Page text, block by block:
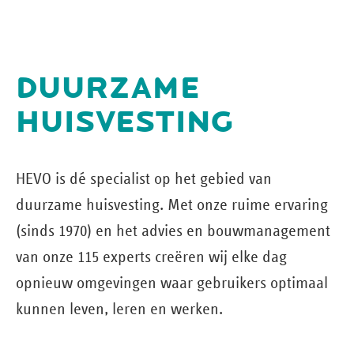
DUURZAME
HUISVESTING
HEVO is dé specialist op het gebied van
duurzame huisvesting. Met onze ruime ervaring
(sinds 1970) en het advies en bouw­management
van onze 115 experts creëren wij elke dag
opnieuw omgevingen waar gebruikers optimaal
kunnen leven, leren en werken.